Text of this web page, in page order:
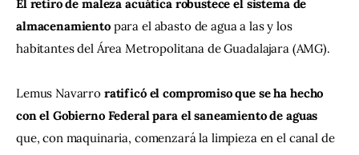
El retiro de maleza acuática robustece el sistema de
almacenamiento para el abasto de agua a las y los
habitantes del Área Metropolitana de Guadalajara (AMG).
Lemus Navarro ratificó el compromiso que se ha hecho
con el Gobierno Federal para el saneamiento de aguas
que, con maquinaria, comenzará la limpieza en el canal de